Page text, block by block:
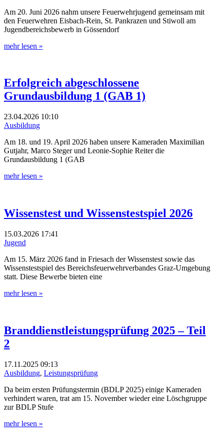
Am 20. Juni 2026 nahm unsere Feuerwehrjugend gemeinsam mit
den Feuerwehren Eisbach-Rein, St. Pankrazen und Stiwoll am
Jugendbereichsbewerb in Gössendorf
mehr lesen »
Erfolgreich abgeschlossene
Grundausbildung 1 (GAB 1)
23.04.2026 10:10
Ausbildung
Am 18. und 19. April 2026 haben unsere Kameraden Maximilian
Gutjahr, Marco Steger und Leonie-Sophie Reiter die
Grundausbildung 1 (GAB
mehr lesen »
Wissenstest und Wissenstestspiel 2026
15.03.2026 17:41
Jugend
Am 15. März 2026 fand in Friesach der Wissenstest sowie das
Wissenstestspiel des Bereichsfeuerwehrverbandes Graz-Umgebung
statt. Diese Bewerbe bieten eine
mehr lesen »
Branddienstleistungsprüfung 2025 – Teil
2
17.11.2025 09:13
Ausbildung, Leistungsprüfung
Da beim ersten Prüfungstermin (BDLP 2025) einige Kameraden
verhindert waren, trat am 15. November wieder eine Löschgruppe
zur BDLP Stufe
mehr lesen »